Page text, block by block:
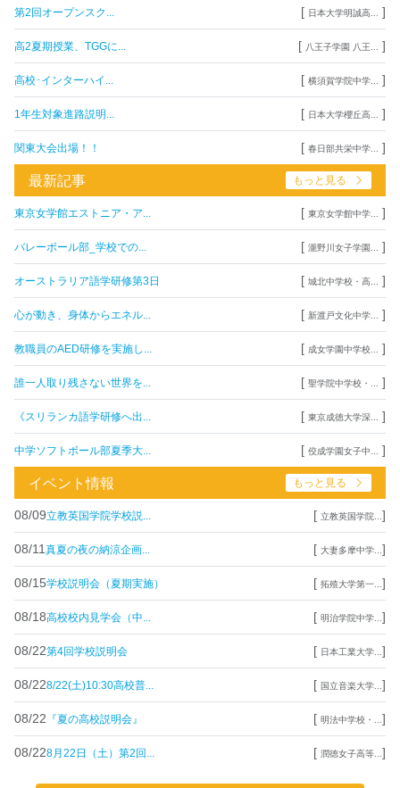
第2回オープンスク... [ 日本大学明誠高... ]
高2夏期授業、TGGに... [ 八王子学園 八王... ]
高校･インターハイ... [ 横須賀学院中学... ]
1年生対象進路説明... [ 日本大学櫻丘高... ]
関東大会出場！！ [ 春日部共栄中学... ]
最新記事 もっと見る
東京女学館エストニア・ア... [ 東京女学館中学... ]
バレーボール部_学校での... [ 瀧野川女子学園... ]
オーストラリア語学研修第3日 [ 城北中学校・高... ]
心が動き、身体からエネル... [ 新渡戸文化中学... ]
教職員のAED研修を実施し... [ 成女学園中学校... ]
誰一人取り残さない世界を... [ 聖学院中学校・... ]
《スリランカ語学研修へ出... [ 東京成徳大学深... ]
中学ソフトボール部夏季大... [ 佼成学園女子中... ]
イベント情報 もっと見る
08/09立教英国学院学校説... [ 立教英国学院... ]
08/11 真夏の夜の納涼企画... [ 大妻多摩中学... ]
08/15学校説明会（夏期実施） [ 拓殖大学第一... ]
08/18高校校内見学会（中... [ 明治学院中学... ]
08/22第4回学校説明会 [ 日本工業大学... ]
08/228/22(土)10:30高校普... [ 国立音楽大学... ]
08/22 『夏の高校説明会』 [ 明法中学校・... ]
08/228月22日（土）第2回... [ 潤徳女子高等... ]